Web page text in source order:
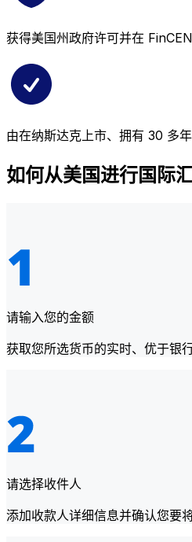
获得美国州政府许可并在
由在纳斯达克上市、拥有 30 多
如何从美国进行国际
请输入您的金额
获取您所选货币的实时、优于银
请选择收件人
添加收款人详细信息并确认您要